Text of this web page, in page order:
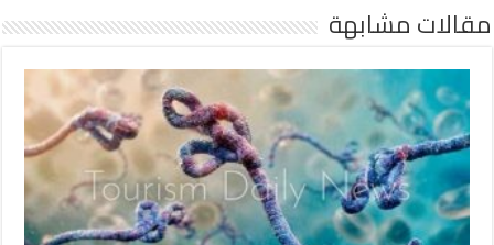
مقالات مشابهة